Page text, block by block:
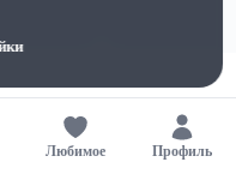
Любимое Профиль